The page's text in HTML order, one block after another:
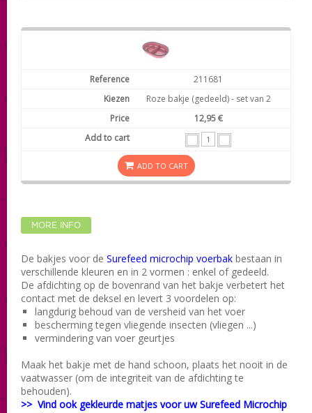
211681
Roze bakje (gedeeld) - set van 2
12,95 €
ADD TO CART
MORE INFO
De bakjes voor de Surefeed microchip voerbak bestaan in
verschillende kleuren en in 2 vormen : enkel of gedeeld.
De afdichting op de bovenrand van het bakje verbetert het
contact met de deksel en levert 3 voordelen op:
langdurig behoud van de versheid van het voer
bescherming tegen vliegende insecten (vliegen ...)
vermindering van voer geurtjes
Maak het bakje met de hand schoon, plaats het nooit in de
vaatwasser (om de integriteit van de afdichting te
behouden).
>> Vind ook gekleurde matjes voor uw Surefeed Microchip